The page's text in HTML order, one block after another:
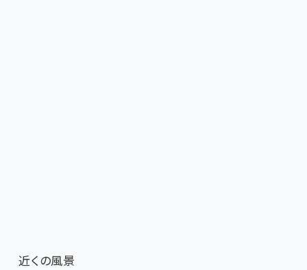
近くの風景